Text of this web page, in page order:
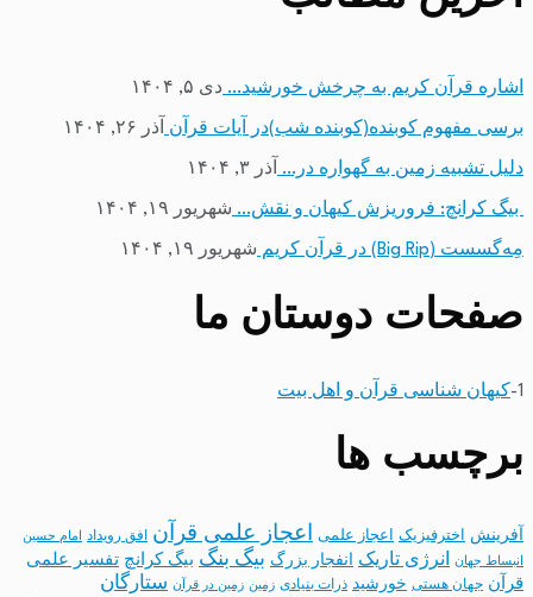
اشاره قرآن کریم به چرخش خورشید… دی ۵, ۱۴۰۴
برسی مفهوم کوبنده(کوبنده شب)در آیات قرآن آذر ۲۶, ۱۴۰۴
دلیل تشبیه زمین به گهواره در… آذر ۳, ۱۴۰۴
بیگ کرانچ: فروریزش کیهان و نقش… شهریور ۱۹, ۱۴۰۴
مِه‌گسست (Big Rip) در قرآن کریم شهریور ۱۹, ۱۴۰۴
صفحات دوستان ما
1- کیهان شناسی قرآن و اهل بیت
برچسب ها
آفرینش اخترفیزیک اعجاز علمی اعجاز علمی قرآن افق رویداد امام حسین
انبساط جهان انرژی تاریک انفجار بزرگ بیگ بنگ بیگ کرانچ تفسیر علمی
قرآن جهان هستی خورشید ذرات بنیادی زمین زمین در قرآن ستارگان